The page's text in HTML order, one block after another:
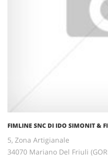
FIMLINE SNC DI IDO SIMONIT &
5, Zona Artigianale
34070 Mariano Del Friuli